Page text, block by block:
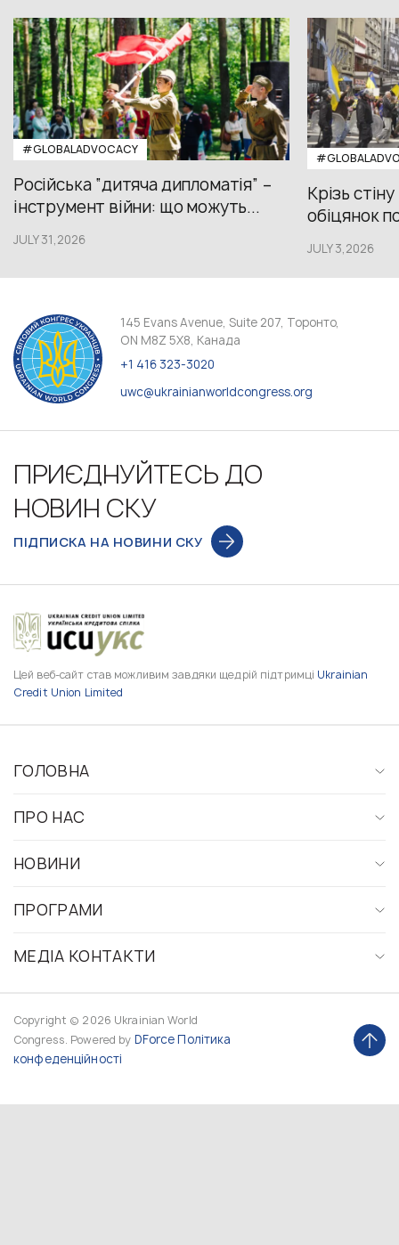
#GLOBALADVOCACY
Російська “дитяча дипломатія” –
інструмент війни: що можуть...
JULY 31,2026
Крізь
обіцянок
JULY 3,2026
145 Evans Avenue, Suite 207, Торонто,
ON M8Z 5X8, Канада
+1 416 323-3020
uwc@ukrainianworldcongress.org
ПРИЄДНУЙТЕСЬ ДО
НОВИН СКУ
ПІДПИСКА НА НОВИНИ СКУ
Цей веб-сайт став можливим завдяки щедрій підтримці Ukrainian
Credit Union Limited
ГОЛОВНА
ПРО НАС
НОВИНИ
ПРОГРАМИ
МЕДІА КОНТАКТИ
Copyright © 2026 Ukrainian World
Congress. Powered by DForceПолітика
конфеденційності